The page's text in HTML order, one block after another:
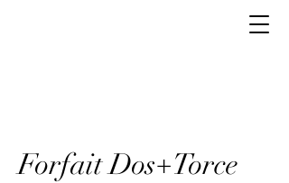
Forfait Dos+Torce